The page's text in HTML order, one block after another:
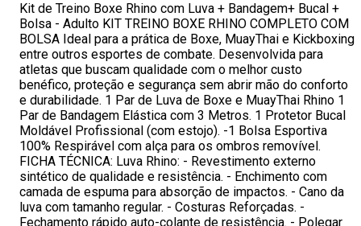
Kit de Treino Boxe Rhino com Luva + Bandagem+ Bucal +
Bolsa - Adulto KIT TREINO BOXE RHINO COMPLETO COM
BOLSA Ideal para a prática de Boxe, MuayThai e Kickboxing
entre outros esportes de combate. Desenvolvida para
atletas que buscam qualidade com o melhor custo
benéfico, proteção e segurança sem abrir mão do conforto
e durabilidade. 1 Par de Luva de Boxe e MuayThai Rhino 1
Par de Bandagem Elástica com 3 Metros. 1 Protetor Bucal
Moldável Profissional (com estojo). -1 Bolsa Esportiva
100% Respirável com alça para os ombros removível.
FICHA TÉCNICA: Luva Rhino: - Revestimento externo
sintético de qualidade e resistência. - Enchimento com
camada de espuma para absorção de impactos. - Cano da
luva com tamanho regular. - Costuras Reforçadas. -
Fechamento rápido auto-colante de resistência. - Polegar